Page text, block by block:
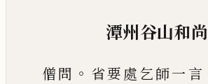
潭州谷山和尚
僧問 。 省要處乞師一言